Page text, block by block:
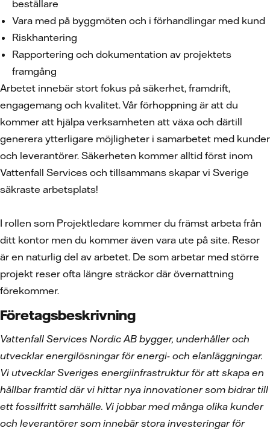
beställare
Vara med på byggmöten och i förhandlingar med kund
Riskhantering
Rapportering och dokumentation av projektets
framgång
Arbetet innebär stort fokus på säkerhet, framdrift,
engagemang och kvalitet. Vår förhoppning är att du
kommer att hjälpa verksamheten att växa och därtill
generera ytterligare möjligheter i samarbetet med kunder
och leverantörer. Säkerheten kommer alltid först inom
Vattenfall Services och tillsammans skapar vi Sverige
säkraste arbetsplats!
I rollen som Projektledare kommer du främst arbeta från
ditt kontor men du kommer även vara ute på site. Resor
är en naturlig del av arbetet. De som arbetar med större
projekt reser ofta längre sträckor där övernattning
förekommer.
Företagsbeskrivning
Vattenfall Services Nordic AB bygger, underhåller och
utvecklar energilösningar för energi- och elanläggningar.
Vi utvecklar Sveriges energiinfrastruktur för att skapa en
hållbar framtid där vi hittar nya innovationer som bidrar till
ett fossilfritt samhälle. Vi jobbar med många olika kunder
och leverantörer som innebär stora investeringar för